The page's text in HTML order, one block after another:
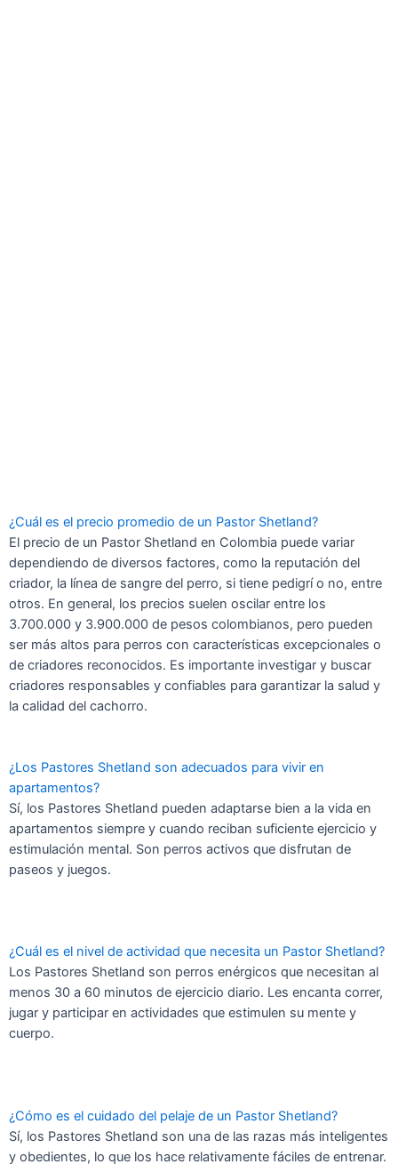
¿Cuál es el precio promedio de un Pastor Shetland?
El precio de un Pastor Shetland en Colombia puede variar
dependiendo de diversos factores, como la reputación del
criador, la línea de sangre del perro, si tiene pedigrí o no, entre
otros. En general, los precios suelen oscilar entre los
3.700.000 y 3.900.000 de pesos colombianos, pero pueden
ser más altos para perros con características excepcionales o
de criadores reconocidos. Es importante investigar y buscar
criadores responsables y confiables para garantizar la salud y
la calidad del cachorro.
¿Los Pastores Shetland son adecuados para vivir en
apartamentos?
Sí, los Pastores Shetland pueden adaptarse bien a la vida en
apartamentos siempre y cuando reciban suficiente ejercicio y
estimulación mental. Son perros activos que disfrutan de
paseos y juegos.
¿Cuál es el nivel de actividad que necesita un Pastor Shetland?
Los Pastores Shetland son perros enérgicos que necesitan al
menos 30 a 60 minutos de ejercicio diario. Les encanta correr,
jugar y participar en actividades que estimulen su mente y
cuerpo.
¿Cómo es el cuidado del pelaje de un Pastor Shetland?
Sí, los Pastores Shetland son una de las razas más inteligentes
y obedientes, lo que los hace relativamente fáciles de entrenar.